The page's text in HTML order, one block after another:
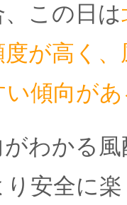
この日は
が高く
傾向が
わかる
安全に